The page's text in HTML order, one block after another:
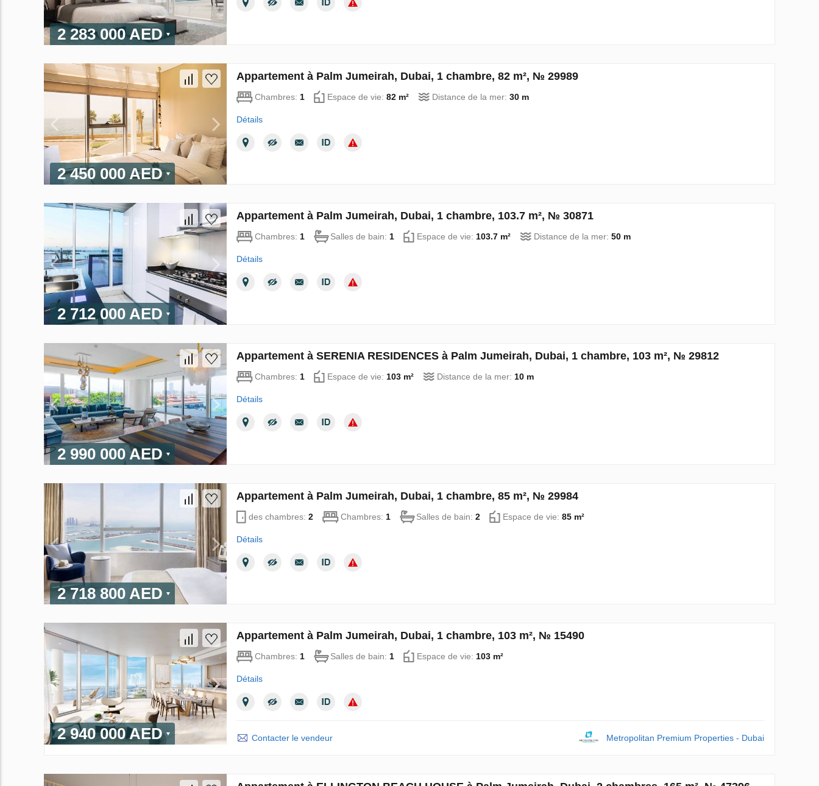
2 283 000 AED
2 450 000 AED
Appartement à Palm Jumeirah, Dubai, 1 chambre, 82 m², № 29989
Chambres: 1 Espace de vie: 82 m² Distance de la mer: 30 m
Détails
2 712 000 AED
Appartement à Palm Jumeirah, Dubai, 1 chambre, 103.7 m², № 30871
Chambres: 1 Salles de bain: 1 Espace de vie: 103.7 m² Distance de la mer: 50 m
Détails
2 990 000 AED
Appartement à SERENIA RESIDENCES à Palm Jumeirah, Dubai, 1 chambre, 103 m², № 29812
Chambres: 1 Espace de vie: 103 m² Distance de la mer: 10 m
Détails
2 718 800 AED
Appartement à Palm Jumeirah, Dubai, 1 chambre, 85 m², № 29984
des chambres: 2 Chambres: 1 Salles de bain: 2 Espace de vie: 85 m²
Détails
2 940 000 AED
Appartement à Palm Jumeirah, Dubai, 1 chambre, 103 m², № 15490
Chambres: 1 Salles de bain: 1 Espace de vie: 103 m²
Détails
Contacter le vendeur Metropolitan Premium Properties - Dubai